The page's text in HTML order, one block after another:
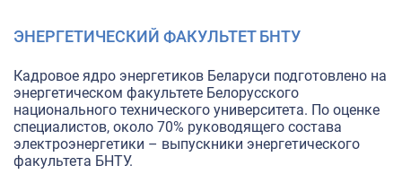
ЭНЕРГЕТИЧЕСКИЙ ФАКУЛЬТЕТ БНТУ
Кадровое ядро энергетиков Беларуси подготовлено на
энергетическом факультете Белорусского
национального технического университета. По оценке
специалистов, около 70% руководящего состава
электроэнергетики – выпускники энергетического
факультета БНТУ.